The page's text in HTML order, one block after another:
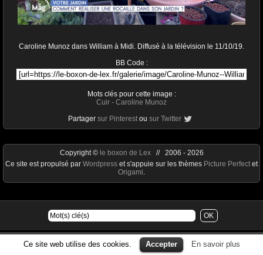
Caroline Munoz dans William à Midi. Diffusé à la télévision le 11/10/19.
BB Code :
Mots clés pour cette image :
Cuir - Caroline Munoz
Partager sur Pinterest ou sur Twitter
Ce site web utilise des cookies. Accepter En savoir plus
Copyright © le boxon de Lex// 2006 - 2026
Ce site est propulsé par Wordpress et s'appuie sur les thèmes Picture Perfect et
Origami.